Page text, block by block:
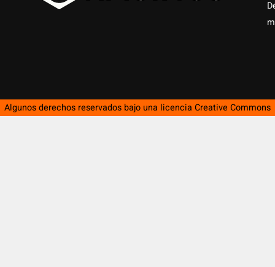
Algunos derechos reservados bajo una licencia Creative Commons